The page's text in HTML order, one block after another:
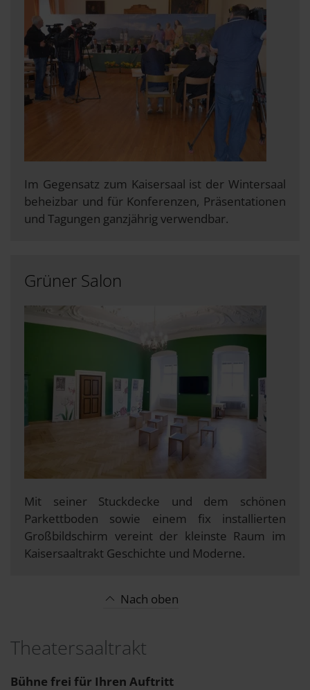
Im Gegensatz zum Kaisersaal ist der Wintersaal
beheizbar und für Konferenzen, Präsentationen
und Tagungen ganzjährig verwendbar.
Grüner Salon
Mit seiner Stuckdecke und dem schönen
Parkettboden sowie einem fix installierten
Großbildschirm vereint der kleinste Raum im
Kaisersaaltrakt Geschichte und Moderne.
Nach oben
Theatersaaltrakt
Bühne frei für Ihren Auftritt